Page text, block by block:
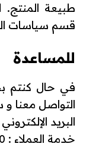
طبيعة المنتج.
قسم سياسات
للمساعدة
في حال كنتم
التواصل معنا
البريد
خدمة العملاء : 0770899690